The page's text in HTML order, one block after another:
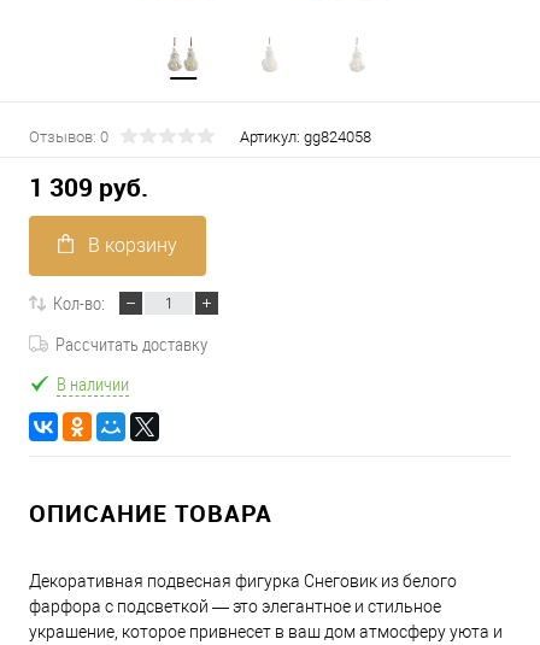
Отзывов: 0 Артикул: gg824058
1 309 руб.
В корзину
Кол-во:
Рассчитать доставку
В наличии
ОПИСАНИЕ ТОВАРА
Декоративная подвесная фигурка Снеговик из белого
фарфора с подсветкой — это элегантное и стильное
украшение, которое привнесет в ваш дом атмосферу уюта и